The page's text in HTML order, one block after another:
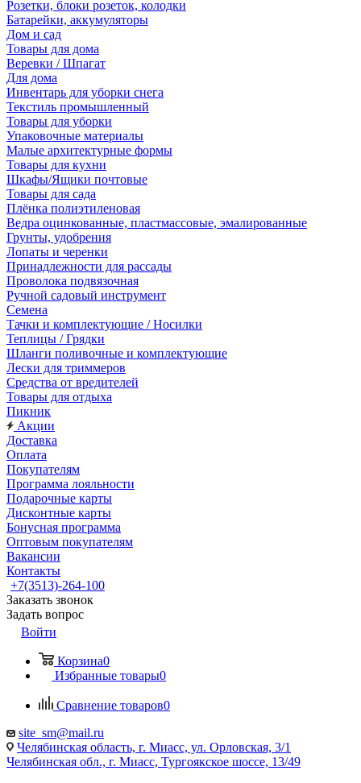
Розетки, блоки розеток, колодки
Батарейки, аккумуляторы
Дом и сад
Товары для дома
Веревки / Шпагат
Для дома
Инвентарь для уборки снега
Текстиль промышленный
Товары для уборки
Упаковочные материалы
Малые архитектурные формы
Товары для кухни
Шкафы/Ящики почтовые
Товары для сада
Плёнка полиэтиленовая
Ведра оцинкованные, пластмассовые, эмалированные
Грунты, удобрения
Лопаты и черенки
Принадлежности для рассады
Проволока подвязочная
Ручной садовый инструмент
Семена
Тачки и комплектующие / Носилки
Теплицы / Грядки
Шланги поливочные и комплектующие
Лески для триммеров
Средства от вредителей
Товары для отдыха
Пикник
Акции
Доставка
Оплата
Покупателям
Программа лояльности
Подарочные карты
Дисконтные карты
Бонусная программа
Оптовым покупателям
Вакансии
Контакты
+7(3513)-264-100
Заказать звонок
Задать вопрос
Войти
Корзина0
Избранные товары0
Сравнение товаров0
site_sm@mail.ru
Челябинская область, г. Миасс, ул. Орловская, 3/1
Челябинская обл., г. Миасс, Тургоякское шоссе, 13/49